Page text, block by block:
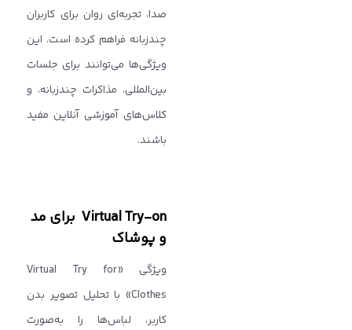
صدا، تجربه‌ای روان برای کاربران
چندزبانه فراهم کرده است. این
ویژگی‌ها می‌توانند برای جلسات
بین‌المللی، مذاکرات چندزبانه، و
کلاس‌های آموزشی آنلاین مفید
باشند.
Virtual Try-on برای مد
و پوشاک
ویژگی «Virtual Try for
Clothes» با تحلیل تصویر بدن
کاربر، لباس‌ها را به‌صورت